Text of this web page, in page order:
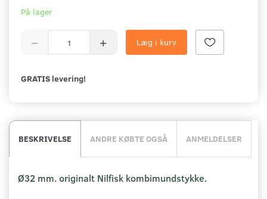
På lager
Læg i kurv
GRATIS levering!
BESKRIVELSE ANDRE KØBTE OGSÅ ANMELDELSER
Ø32 mm. originalt Nilfisk kombimundstykke.